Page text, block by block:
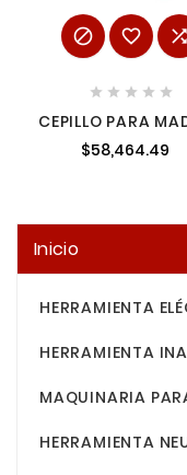
  
    
CEPILLO PARA
16" 3 HP
$58,464.49
Inicio
HERRAMIENTA
HERRAMIENTA
MAQUINARIA
HERRAMIENTA